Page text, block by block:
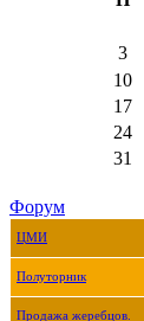
3
10
17
24
31
Форум
ЦМИ
Полуторник
Продажа жеребцов.